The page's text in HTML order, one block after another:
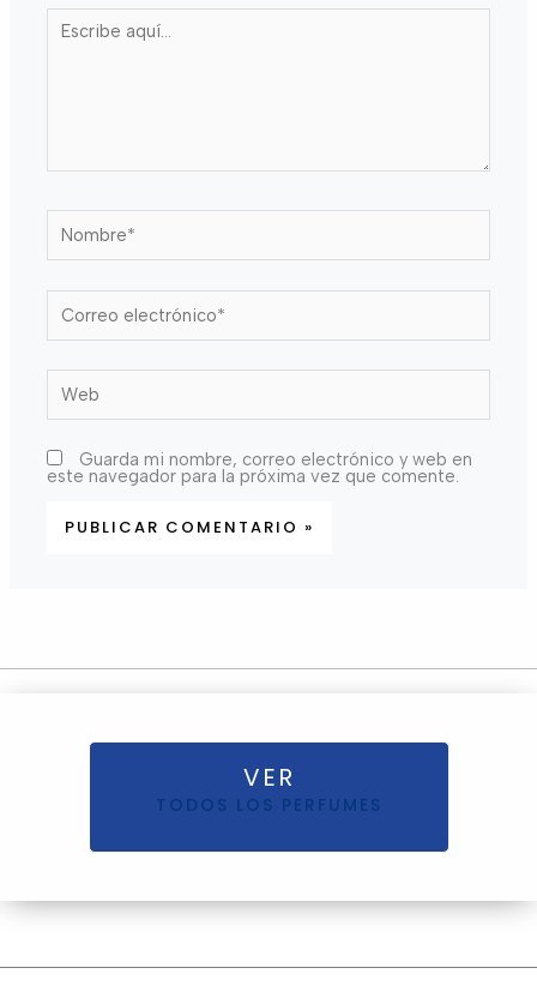
Escribe
aquí...
Nombre*
Correo
electrónico*
Web
Guarda mi nombre, correo electrónico y web en
este navegador para la próxima vez que comente.
VER
TODOS LOS PERFUMES